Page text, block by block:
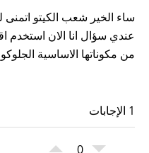
ساء الخير شعب الكيتو اتمنى
عندي سؤال انا الان استخدم
من مكوناتها الاساسية
1 الإجابات
0